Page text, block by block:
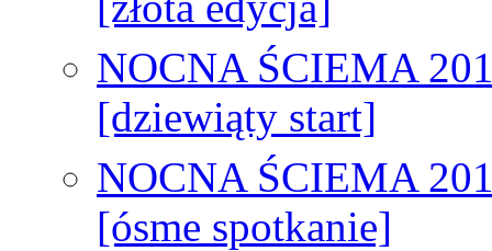
NOCNA ŚCIEMA
[dziewiąty start]
NOCNA ŚCIEMA
[ósme spotkanie]